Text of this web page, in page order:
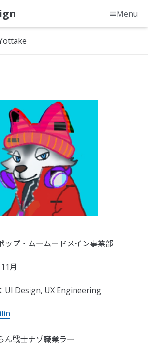
Menu
ップ・ムームードメイン事業部
月
UI Design, UX Engineering
ん戦士ナゾ職業ラー